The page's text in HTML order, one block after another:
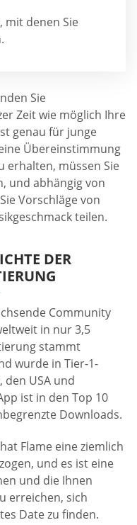
mit denen Sie
Sie
Zeit wie möglich Ihre
genau für junge
Übereinstimmung
erhalten, müssen Sie
und abhängig von
Vorschläge von
teilen.
DER
Community
in nur 3,5
stammt
wurde in Tier-1-
den USA und
ist in den Top 10
Downloads.
Flame eine ziemlich
und es ist eine
und die Ihnen
erreichen, sich
Date zu finden.